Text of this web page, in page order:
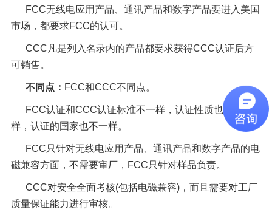
FCC无线电应用产品、通讯产品和数字产品要进入美国
市场，都要求FCC的认可。
CCC凡是列入名录内的产品都要求获得CCC认证后方
可销售。
不同点： FCC和CCC不同点。
FCC认证和CCC认证标准不一样，认证性质也不一
样，认证的国家也不一样。
FCC只针对无线电应用产品、通讯产品和数字产品的电
磁兼容方面，不需要审厂，FCC只针对样品负责。
CCC对安全全面考核(包括电磁兼容)，而且需要对工厂
质量保证能力进行审核。